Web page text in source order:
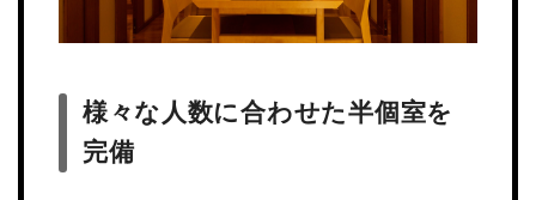
様々な人数に合わせた半個室を
完備